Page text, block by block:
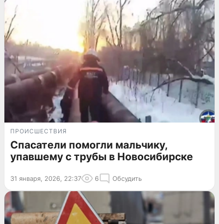
ПРОИСШЕСТВИЯ
Спасатели помогли мальчику,
упавшему с трубы в Новосибирске
31 января, 2026, 22:37 6 Обсудить